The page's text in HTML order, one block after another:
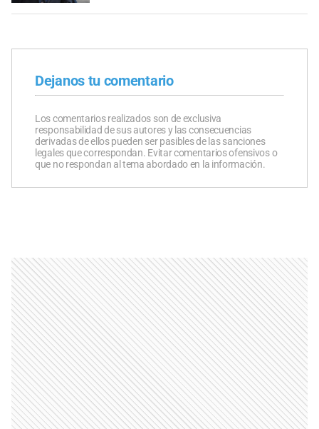
Dejanos tu comentario
Los comentarios realizados son de exclusiva
responsabilidad de sus autores y las consecuencias
derivadas de ellos pueden ser pasibles de las sanciones
legales que correspondan. Evitar comentarios ofensivos o
que no respondan al tema abordado en la información.